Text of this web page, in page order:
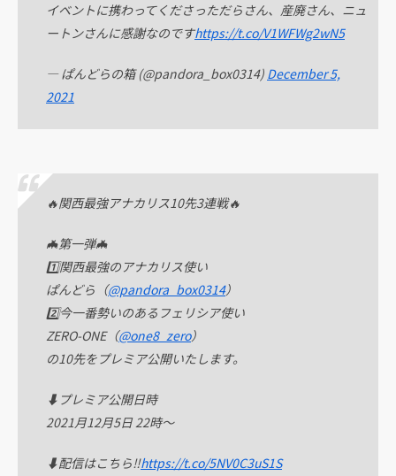
イベントに携わってくださっただらさん、産廃さん、ニュ
ートンさんに感謝なのですhttps://t.co/V1WFWg2wN5
— ぱんどらの箱 (@pandora_box0314) December 5,
2021
🔥関西最強アナカリス10先3連戦🔥
🦇第一弾🦇
1️⃣関西最強のアナカリス使い
ぱんどら（@pandora_box0314）
2️⃣今一番勢いのあるフェリシア使い
ZERO-ONE（@one8_zero）
の10先をプレミア公開いたします。
⬇️プレミア公開日時
2021月12月5日 22時〜
⬇️配信はこちら‼️https://t.co/5NV0C3uS1S